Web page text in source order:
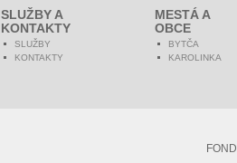
SLUŽBY A
KONTAKTY
SLUŽBY
KONTAKTY
MESTÁ A
OBCE
BYTČA
KAROLINKA